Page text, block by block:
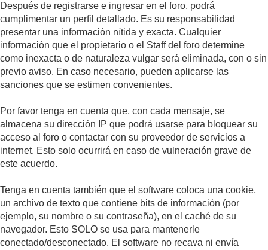
Después de registrarse e ingresar en el foro, podrá
cumplimentar un perfil detallado. Es su responsabilidad
presentar una información nítida y exacta. Cualquier
información que el propietario o el Staff del foro determine
como inexacta o de naturaleza vulgar será eliminada, con o sin
previo aviso. En caso necesario, pueden aplicarse las
sanciones que se estimen convenientes.
Por favor tenga en cuenta que, con cada mensaje, se
almacena su dirección IP que podrá usarse para bloquear su
acceso al foro o contactar con su proveedor de servicios a
internet. Esto solo ocurrirá en caso de vulneración grave de
este acuerdo.
Tenga en cuenta también que el software coloca una cookie,
un archivo de texto que contiene bits de información (por
ejemplo, su nombre o su contraseña), en el caché de su
navegador. Esto SOLO se usa para mantenerle
conectado/desconectado. El software no recava ni envía